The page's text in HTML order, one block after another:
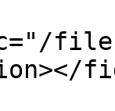
files/